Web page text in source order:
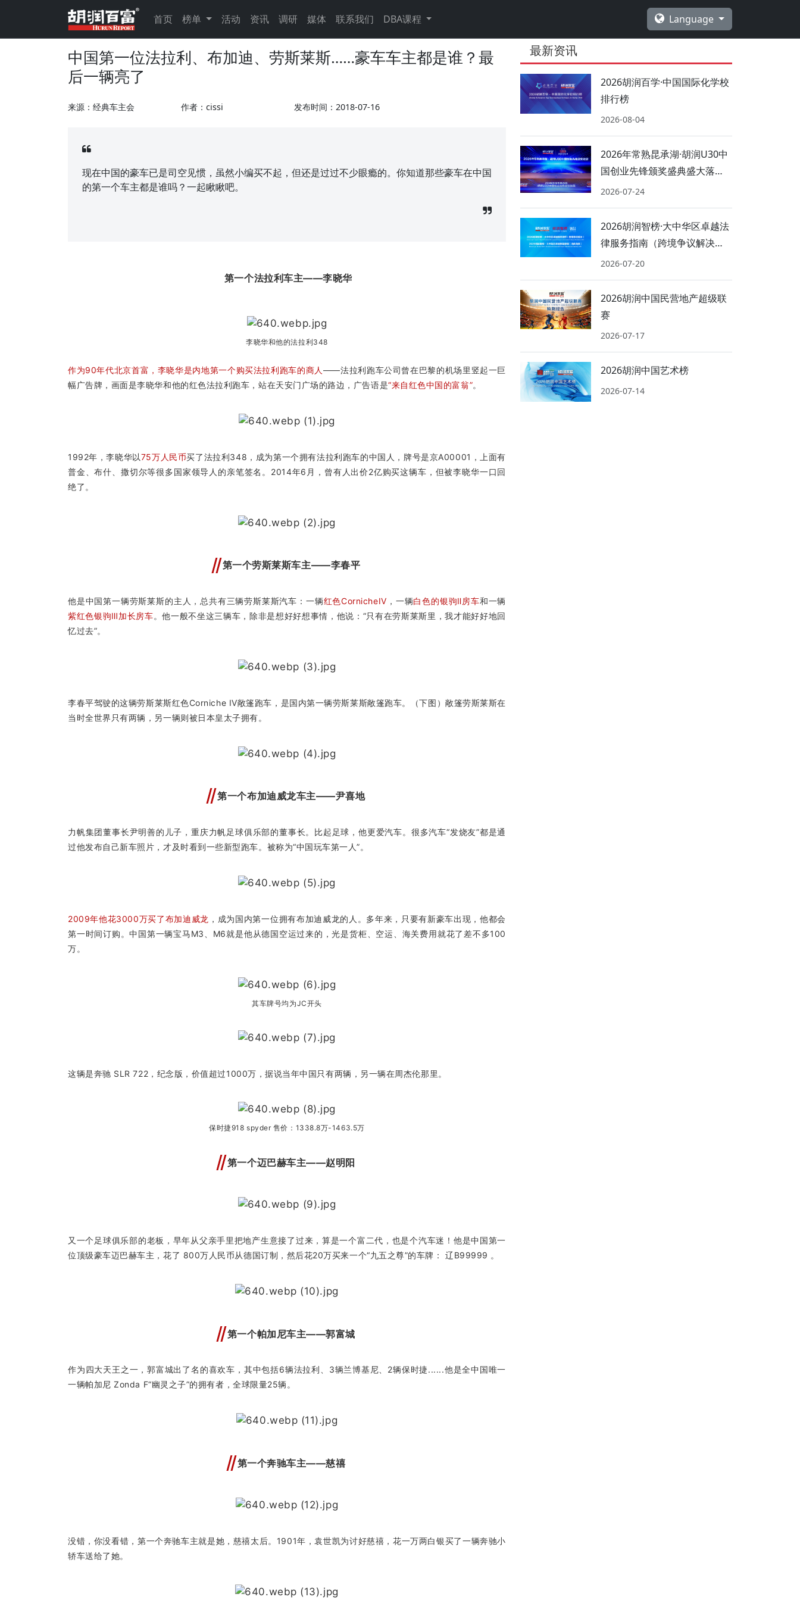
首页 榜单 活动 资讯 调研 媒体 联系我们 DBA课程 Language
中国第一位法拉利、布加迪、劳斯莱斯……豪车车主都是谁？最
后一辆亮了
来源：经典车主会 作者：cissi 发布时间：2018-07-16
现在中国的豪车已是司空见惯，虽然小编买不起，但还是过过不少眼瘾的。你知道那些豪车在中国
的第一个车主都是谁吗？一起瞅瞅吧。
第一个法拉利车主——李晓华
李晓华和他的法拉利348
作为90年代北京首富，李晓华是内地第一个购买法拉利跑车的商人 ——法拉利跑车公司曾在巴黎的机场里竖起一巨
幅广告牌，画面是李晓华和他的红色法拉利跑车，站在天安门广场的路边，广告语是“来自红色中国的富翁”。
1992年，李晓华以75万人民币买了法拉利348，成为第一个拥有法拉利跑车的中国人，牌号是京A00001，上面有
普金、布什、撒切尔等很多国家领导人的亲笔签名。2014年6月，曾有人出价2亿购买这辆车，但被李晓华一口回
绝了。
第一个劳斯莱斯车主——李春平
他是中国第一辆劳斯莱斯的主人，总共有三辆劳斯莱斯汽车：一辆红色CornicheIV ，一辆白色的银驹Ⅱ房车和一辆
紫红色银驹Ⅲ加长房车。他一般不坐这三辆车，除非是想好好想事情，他说：“只有在劳斯莱斯里，我才能好好地回
忆过去”。
李春平驾驶的这辆劳斯莱斯红色Corniche IV敞篷跑车，是国内第一辆劳斯莱斯敞篷跑车。（下图）敞篷劳斯莱斯在
当时全世界只有两辆，另一辆则被日本皇太子拥有。
第一个布加迪威龙车主——尹喜地
力帆集团董事长尹明善的儿子，重庆力帆足球俱乐部的董事长。比起足球，他更爱汽车。很多汽车“发烧友”都是通
过他发布自己新车照片，才及时看到一些新型跑车。被称为“中国玩车第一人”。
2009年他花3000万买了布加迪威龙 ，成为国内第一位拥有布加迪威龙的人。多年来，只要有新豪车出现，他都会
第一时间订购。中国第一辆宝马M3、M6就是他从德国空运过来的，光是货柜、空运、海关费用就花了差不多100
万。
其车牌号均为JC开头
这辆是奔驰 SLR 722，纪念版，价值超过1000万，据说当年中国只有两辆，另一辆在周杰伦那里。
保时捷918 spyder 售价：1338.8万-1463.5万
第一个迈巴赫车主——赵明阳
又一个足球俱乐部的老板，早年从父亲手里把地产生意接了过来，算是一个富二代，也是个汽车迷！他是中国第一
位顶级豪车迈巴赫车主，花了 800万人民币从德国订制，然后花20万买来一个“九五之尊”的车牌： 辽B99999 。
第一个帕加尼车主——郭富城
作为四大天王之一，郭富城出了名的喜欢车，其中包括6辆法拉利、3辆兰博基尼、2辆保时捷......他是全中国唯一
一辆帕加尼 Zonda F“幽灵之子”的拥有者，全球限量25辆。
第一个奔驰车主——慈禧
没错，你没看错，第一个奔驰车主就是她，慈禧太后。1901年，袁世凯为讨好慈禧，花一万两白银买了一辆奔驰小
轿车送给了她。
最新资讯
2026胡润百学·中国国际化学校
排行榜
2026-08-04
2026年常熟昆承湖·胡润U30中
国创业先锋颁奖盛典盛大落
幕！
2026-07-24
2026胡润智榜·大中华区卓越法
律服务指南（跨境争议解决、
海商海事）
2026-07-20
2026胡润中国民营地产超级联
赛
2026-07-17
2026胡润中国艺术榜
2026-07-14